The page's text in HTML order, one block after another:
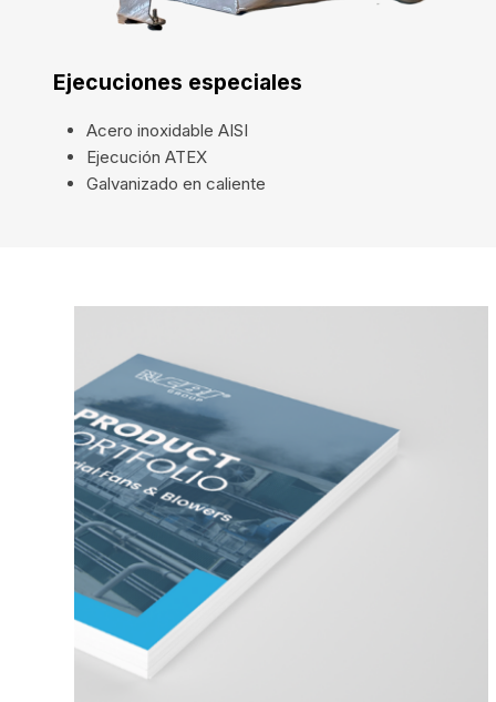
Ejecuciones especiales
Acero inoxidable AISI
Ejecución ATEX
Galvanizado en caliente